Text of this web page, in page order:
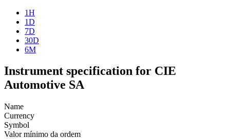
1H
1D
7D
30D
6M
Instrument specification for CIE
Automotive SA
Name
Currency
Symbol
Valor mínimo da ordem